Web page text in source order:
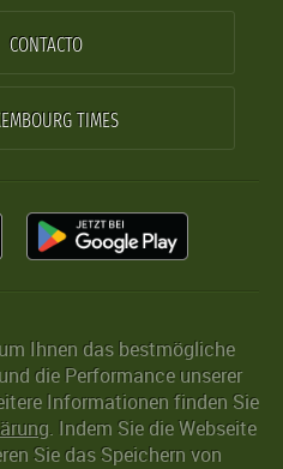
CONTACTO
TIMES
Ihnen das bestmögliche
die Performance unserer
Informationen finden Sie
. Indem Sie die Webseite
Sie das Speichern von